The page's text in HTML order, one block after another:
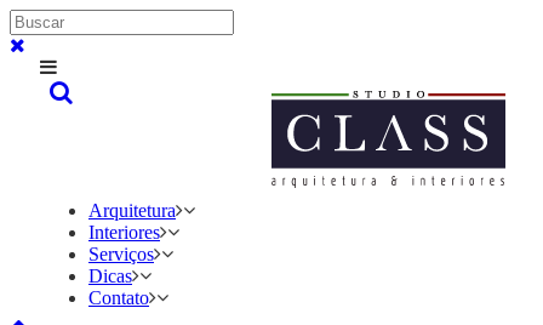
Arquitetura
Interiores
Serviços
Dicas
Contato